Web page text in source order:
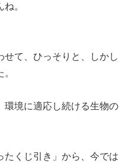
。
て、ひっそりと、しかし
環境に適応し続ける生物の
たくじ引き」から、今では